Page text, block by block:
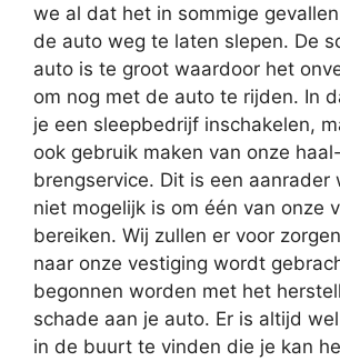
we al dat het in sommige
de auto weg te laten slepen. De
auto is te groot waardoor het
om nog met de auto te rijden. In
je een sleepbedrijf inschakelen,
ook gebruik maken van onze
brengservice. Dit is een aanrader
niet mogelijk is om één van onze
bereiken. Wij zullen er voor
naar onze vestiging wordt
begonnen worden met het
schade aan je auto. Er is altijd
in de buurt te vinden die je kan